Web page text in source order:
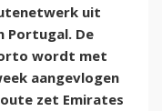
uit
Portugal. De
wordt met
aangevlogen
zet Emirates